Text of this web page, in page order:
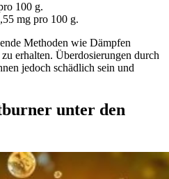
100 g.
mg pro 100 g.
Methoden wie Dämpfen
erhalten. Überdosierungen durch
jedoch schädlich sein und
unter den